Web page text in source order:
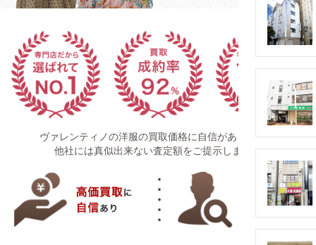
ヴァレンティノの洋服の買取価格に自信があります！
他社には真似出来ない査定額をご提示します！